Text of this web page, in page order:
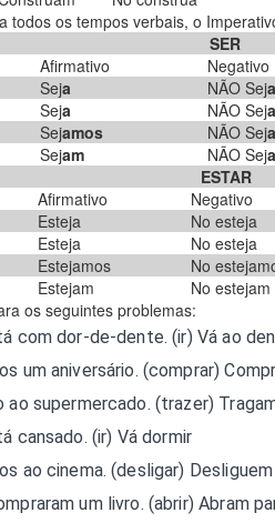
todos os tempos verbais, o
SER
Afirmativo
Negativo
Seja NÃO Seja
Seja NÃO Seja
Sejamos NÃO Sej
Sejam NÃO Sej
ESTAR
Afirmativo
Negativo
Esteja No esteja
Esteja No esteja
Estejamos No
Estejam No estejam
os seguintes problemas:
com dor-de-dente. (ir) Vá ao
um aniversário. (comprar)
ao supermercado. (trazer)
cansado. (ir) Vá dormir
ao cinema. (desligar)
um livro. (abrir)Abram